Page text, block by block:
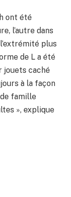
ont été
l’autre dans
plus
de L a été
jouets caché
à la façon
famille
», explique